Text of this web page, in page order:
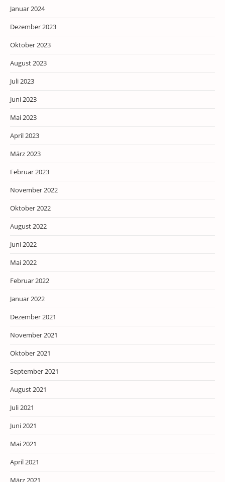
Januar 2024
Dezember 2023
Oktober 2023
August 2023
Juli 2023
Juni 2023
Mai 2023
April 2023
März 2023
Februar 2023
November 2022
Oktober 2022
August 2022
Juni 2022
Mai 2022
Februar 2022
Januar 2022
Dezember 2021
November 2021
Oktober 2021
September 2021
August 2021
Juli 2021
Juni 2021
Mai 2021
April 2021
März 2021